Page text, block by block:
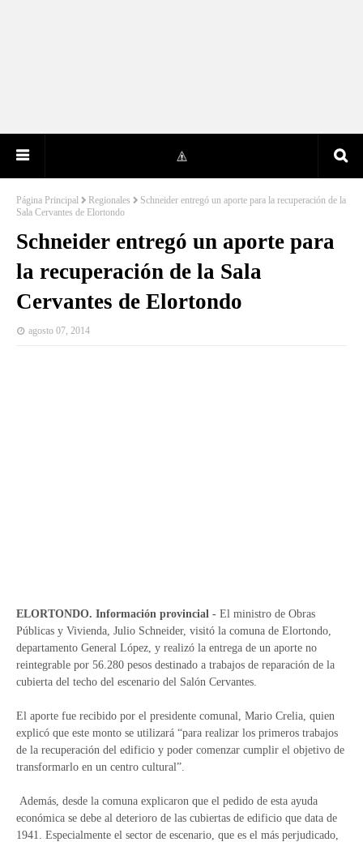
Página Principal Regionales
Schneider entregó un aporte para la recuperación de la
Sala Cervantes de Elortondo
Schneider entregó un aporte para
la recuperación de la Sala
Cervantes de Elortondo
agosto 07, 2014
ELORTONDO. Información provincial - El ministro de Obras
Públicas y Vivienda, Julio Schneider, visitó la comuna de Elortondo,
departamento General López, y realizó la entrega de un aporte no
reintegrable por 56.280 pesos destinado a trabajos de reparación de la
cubierta del techo del escenario del Salón Cervantes.
El aporte fue recibido por el presidente comunal, Mario Crelia, quien
explicó que este monto se utilizará “para realizar los primeros trabajos
de la recuperación del edificio y poder comenzar cumplir el objetivo de
transformarlo en un centro cultural”.
Además, desde la comuna explicaron que el pedido de esta ayuda
económica se debe al deterioro de las cubiertas de edificio que data de
1941. Especialmente el sector de escenario, que es el más perjudicado,